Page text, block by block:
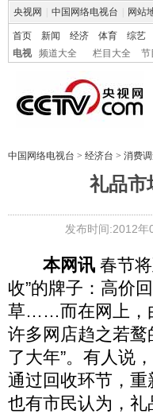
央视网 中国网络电视台 网站
首页 新闻 经济 体育 综艺
电视
频道大全 栏目大全 节
中国网络电视台 > 经济台 > 消费
礼品市
发布时间:2012
本网讯 春节
收”的牌子：高价
草……而在网上，
许多网店趋之若鹜
了大年”。有人说
通过回收环节，
也有市民认为，